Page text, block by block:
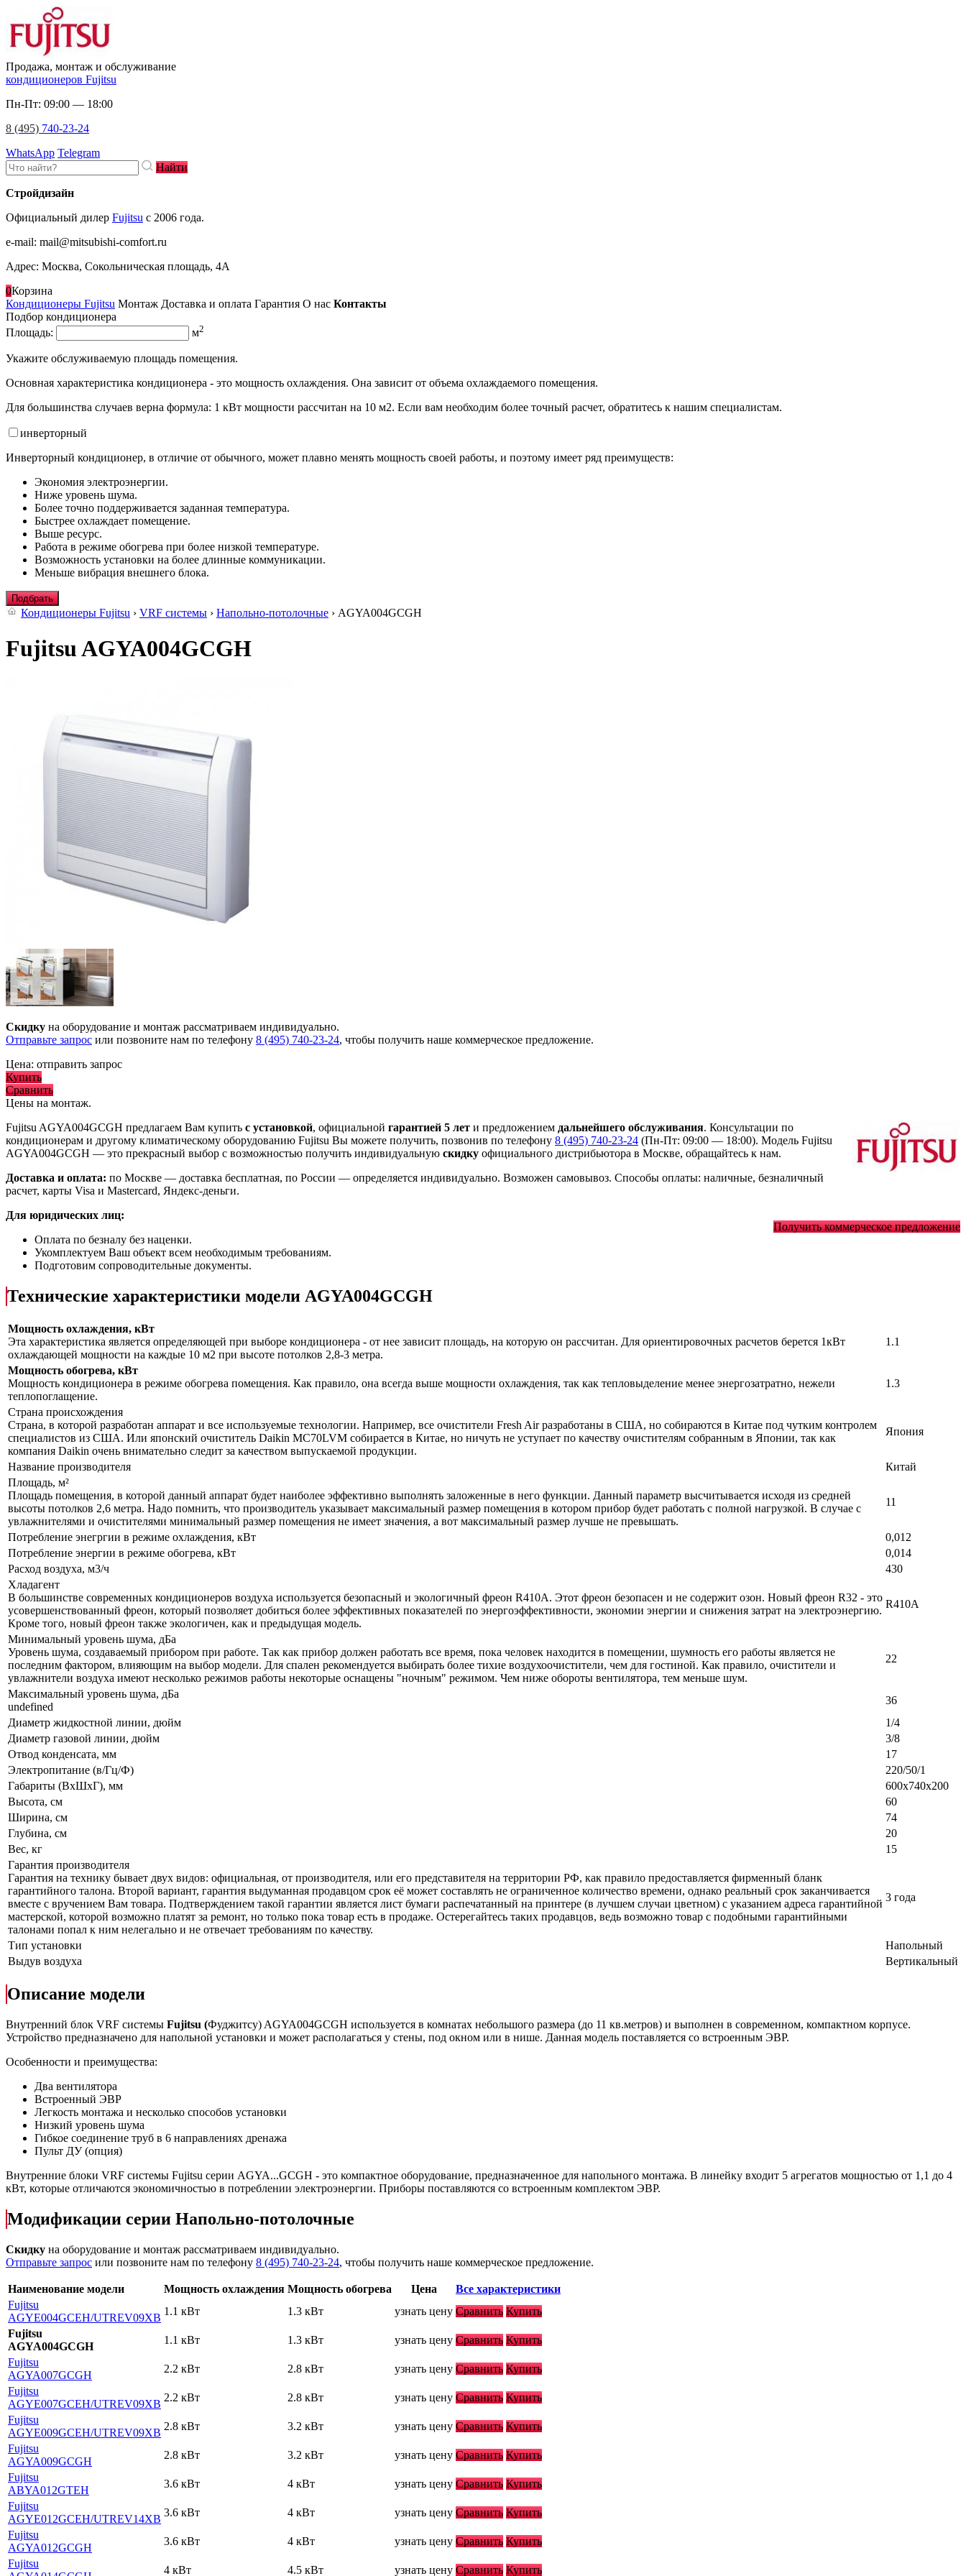
Продажа, монтаж и обслуживание
кондиционеров Fujitsu
Пн-Пт: 09:00 — 18:00
8 (495) 740-23-24
WhatsApp Telegram
Найти
Стройдизайн
Официальный дилер Fujitsu c 2006 года.
e-mail: mail@mitsubishi-comfort.ru
Адрес: Москва, Сокольническая площадь, 4А
0Корзина
Кондиционеры Fujitsu Монтаж Доставка и оплата Гарантия О нас Контакты
Подбор кондиционера
Площадь:
м2
Укажите обслуживаемую площадь помещения.
Основная характеристика кондиционера - это мощность охлаждения. Она зависит от объема охлаждаемого помещения.
Для большинства случаев верна формула: 1 кВт мощности рассчитан на 10 м2. Если вам необходим более точный расчет, обратитесь к нашим специалистам.
инверторный
Инверторный кондиционер, в отличие от обычного, может плавно менять мощность своей работы, и поэтому имеет ряд преимуществ:
Экономия электроэнергии.
Ниже уровень шума.
Более точно поддерживается заданная температура.
Быстрее охлаждает помещение.
Выше ресурс.
Работа в режиме обогрева при более низкой температуре.
Возможность установки на более длинные коммуникации.
Меньше вибрация внешнего блока.
Подбрать
Кондиционеры Fujitsu › VRF системы › Напольно-потолочные › AGYA004GCGH
Fujitsu AGYA004GCGH
Скидку на оборудование и монтаж рассматриваем индивидуально.
Отправьте запрос или позвоните нам по телефону 8 (495) 740-23-24, чтобы получить наше коммерческое предложение.
Цена: отправить запрос
Купить
Сравнить
Цены на монтаж.
Fujitsu AGYA004GCGH предлагаем Вам купить с установкой, официальной гарантией 5 лет и предложением дальнейшего обслуживания. Консультации по
кондиционерам и другому климатическому оборудованию Fujitsu Вы можете получить, позвонив по телефону 8 (495) 740-23-24 (Пн-Пт: 09:00 — 18:00). Модель Fujitsu
AGYA004GCGH — это прекрасный выбор с возможностью получить индивидуальную скидку официального дистрибьютора в Москве, обращайтесь к нам.
Доставка и оплата: по Москве — доставка бесплатная, по России — определяется индивидуально. Возможен самовывоз. Способы оплаты: наличные, безналичный
расчет, карты Visa и Mastercard, Яндекс-деньги.
Получить коммерческое предложение
Для юридических лиц:
Оплата по безналу без наценки.
Укомплектуем Ваш объект всем необходимым требованиям.
Подготовим сопроводительные документы.
Технические характеристики модели AGYA004GCGH
Мощность охлаждения, кВт
Эта характеристика является определяющей при выборе кондиционера - от нее зависит площадь, на которую он рассчитан. Для ориентировочных расчетов берется 1кВт
охлаждающей мощности на каждые 10 м2 при высоте потолков 2,8-3 метра.
1.1
Мощность обогрева, кВт
Мощность кондиционера в режиме обогрева помещения. Как правило, она всегда выше мощности охлаждения, так как тепловыделение менее энергозатратно, нежели
теплопоглащение.
1.3
Страна происхождения
Страна, в которой разработан аппарат и все используемые технологии. Например, все очистители Fresh Air разработаны в США, но собираются в Китае под чутким контролем
специалистов из США. Или японский очиститель Daikin MC70LVM собирается в Китае, но ничуть не уступает по качеству очистителям собранным в Японии, так как
компания Daikin очень внимательно следит за качеством выпускаемой продукции.
Япония
Название производителя
Китай
Площадь, м²
Площадь помещения, в которой данный аппарат будет наиболее эффективно выполнять заложенные в него функции. Данный параметр высчитывается исходя из средней
высоты потолков 2,6 метра. Надо помнить, что производитель указывает максимальный размер помещения в котором прибор будет работать с полной нагрузкой. В случае с
увлажнителями и очистителями минимальный размер помещения не имеет значения, а вот максимальный размер лучше не превышать.
11
Потребление энегргии в режиме охлаждения, кВт
0,012
Потребление энергии в режиме обогрева, кВт
0,014
Расход воздуха, м3/ч
430
Хладагент
В большинстве современных кондиционеров воздуха используется безопасный и экологичный фреон R410A. Этот фреон безопасен и не содержит озон. Новый фреон R32 - это
усовершенствованный фреон, который позволяет добиться более эффективных показателей по энергоэффективности, экономии энергии и снижения затрат на электроэнергию.
Кроме того, новый фреон также экологичен, как и предыдущая модель.
R410A
Минимальный уровень шума, дБа
Уровень шума, создаваемый прибором при работе. Так как прибор должен работать все время, пока человек находится в помещении, шумность его работы является не
последним фактором, влияющим на выбор модели. Для спален рекомендуется выбирать более тихие воздухоочистители, чем для гостиной. Как правило, очистители и
увлажнители воздуха имеют несколько режимов работы некоторые оснащены "ночным" режимом. Чем ниже обороты вентилятора, тем меньше шум.
22
Максимальный уровень шума, дБа
undefined
36
Диаметр жидкостной линии, дюйм
1/4
Диаметр газовой линии, дюйм
3/8
Отвод конденсата, мм
17
Электропитание (в/Гц/Ф)
220/50/1
Габариты (ВxШxГ), мм
600х740х200
Высота, см
60
Ширина, см
74
Глубина, см
20
Вес, кг
15
Гарантия производителя
Гарантия на технику бывает двух видов: официальная, от производителя, или его представителя на территории РФ, как правило предоставляется фирменный бланк
гарантийного талона. Второй вариант, гарантия выдуманная продавцом срок её может составлять не ограниченное количество времени, однако реальный срок заканчивается
вместе с вручением Вам товара. Подтверждением такой гарантии является лист бумаги распечатанный на принтере (в лучшем случаи цветном) с указанием адреса гарантийной
мастерской, которой возможно платят за ремонт, но только пока товар есть в продаже. Остерегайтесь таких продавцов, ведь возможно товар с подобными гарантийными
талонами попал к ним нелегально и не отвечает требованиям по качеству.
3 года
Тип установки
Напольный
Выдув воздуха
Вертикальный
Описание модели
Внутренний блок VRF системы Fujitsu (Фуджитсу) AGYA004GCGH используется в комнатах небольшого размера (до 11 кв.метров) и выполнен в современном, компактном корпусе.
Устройство предназначено для напольной установки и может располагаться у стены, под окном или в нише. Данная модель поставляется со встроенным ЭВР.
Особенности и преимущества:
Два вентилятора
Встроенный ЭВР
Легкость монтажа и несколько способов установки
Низкий уровень шума
Гибкое соединение труб в 6 направлениях дренажа
Пульт ДУ (опция)
Внутренние блоки VRF системы Fujitsu серии AGYA...GCGH - это компактное оборудование, предназначенное для напольного монтажа. В линейку входит 5 агрегатов мощностью от 1,1 до 4
кВт, которые отличаются экономичностью в потреблении электроэнергии. Приборы поставляются со встроенным комплектом ЭВР.
Модификации серии Напольно-потолочные
Скидку на оборудование и монтаж рассматриваем индивидуально.
Отправьте запрос или позвоните нам по телефону 8 (495) 740-23-24, чтобы получить наше коммерческое предложение.
Наименование модели Мощность охлаждения Мощность обогрева Цена
Все характеристики
Fujitsu
AGYE004GCEH/UTREV09XB
1.1 кВт 1.3 кВт узнать цену Сравнить Купить
Fujitsu
AGYA004GCGH
1.1 кВт 1.3 кВт узнать цену Сравнить Купить
Fujitsu
AGYA007GCGH
2.2 кВт 2.8 кВт узнать цену Сравнить Купить
Fujitsu
AGYE007GCEH/UTREV09XB
2.2 кВт 2.8 кВт узнать цену Сравнить Купить
Fujitsu
AGYE009GCEH/UTREV09XB
2.8 кВт 3.2 кВт узнать цену Сравнить Купить
Fujitsu
AGYA009GCGH
2.8 кВт 3.2 кВт узнать цену Сравнить Купить
Fujitsu
AВYA012GТЕH
3.6 кВт 4 кВт узнать цену Сравнить Купить
Fujitsu
AGYE012GCEH/UTREV14XB
3.6 кВт 4 кВт узнать цену Сравнить Купить
Fujitsu
AGYA012GCGH
3.6 кВт 4 кВт узнать цену Сравнить Купить
Fujitsu
4 кВт 4.5 кВт узнать цену Сравнить Купить